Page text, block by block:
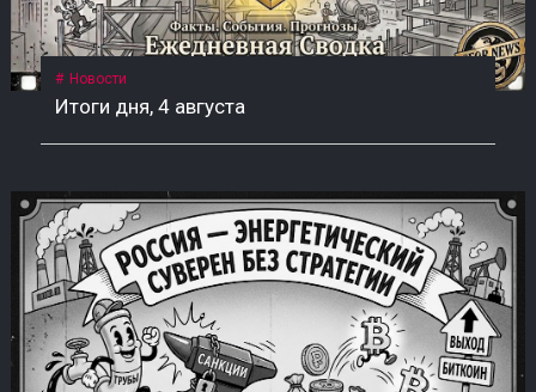
Новости
Итоги дня, 4 августа